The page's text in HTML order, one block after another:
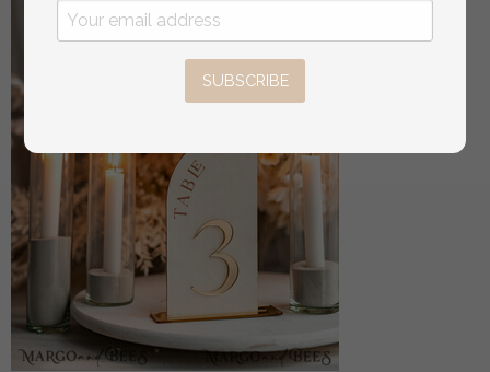
SUBSCRIBE